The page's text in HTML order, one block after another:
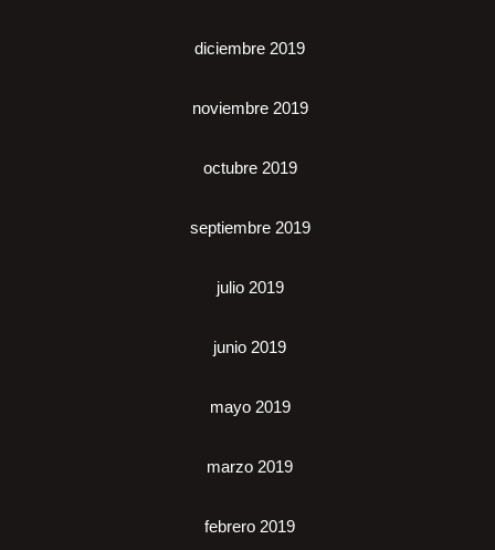
diciembre 2019
noviembre 2019
octubre 2019
septiembre 2019
julio 2019
junio 2019
mayo 2019
marzo 2019
febrero 2019